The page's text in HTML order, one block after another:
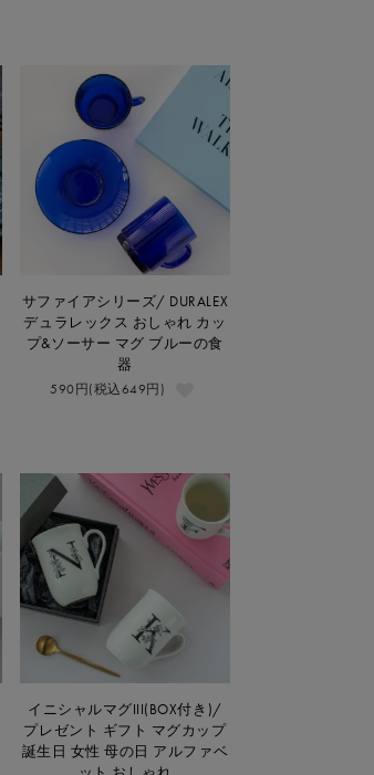
サファイアシリーズ/ DURALEX
デュラレックス おしゃれ カッ
プ&ソーサー マグ ブルーの食
器
590円(税込649円)
イニシャルマグIII(BOX付き)/
プレゼント ギフト マグカップ
誕生日 女性 母の日 アルファベ